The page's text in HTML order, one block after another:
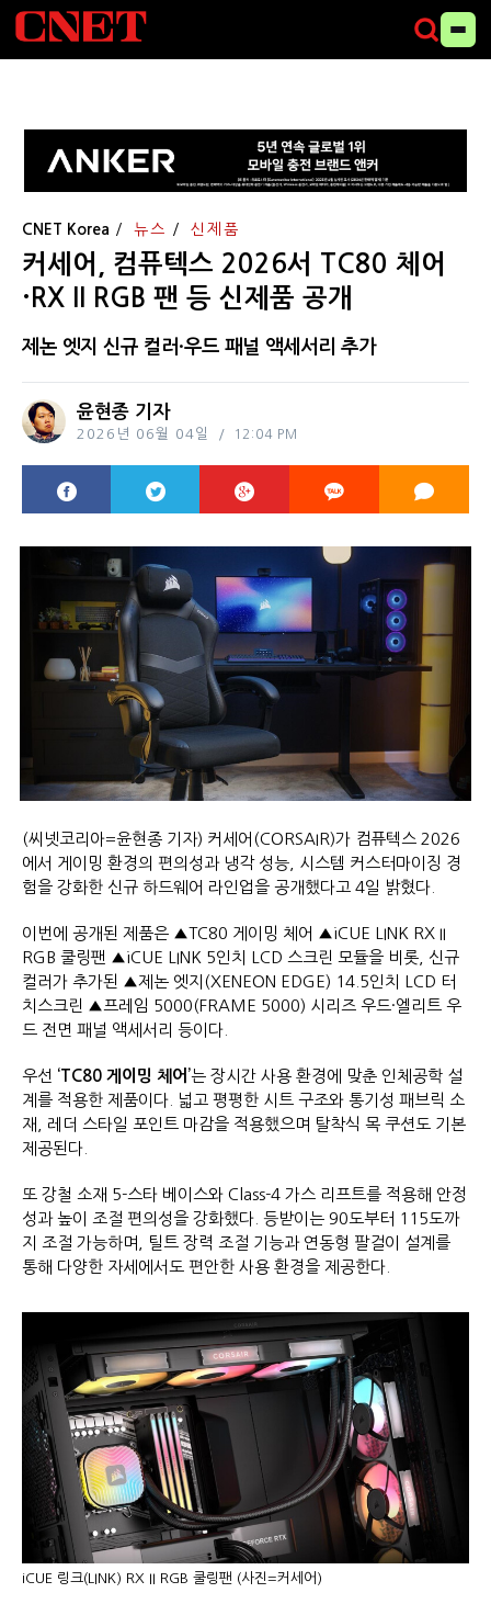
CNET Korea 뉴스 신제품
커세어, 컴퓨텍스 2026서 TC80 체어
·RX II RGB 팬 등 신제품 공개
제논 엣지 신규 컬러·우드 패널 액세서리 추가
윤현종 기자
2026년 06월 04일 12:04 PM
(씨넷코리아=윤현종 기자) 커세어(CORSAIR)가 컴퓨텍스 2026
에서 게이밍 환경의 편의성과 냉각 성능, 시스템 커스터마이징 경
험을 강화한 신규 하드웨어 라인업을 공개했다고 4일 밝혔다.
이번에 공개된 제품은 ▲TC80 게이밍 체어 ▲iCUE LINK RX II
RGB 쿨링팬 ▲iCUE LINK 5인치 LCD 스크린 모듈을 비롯, 신규
컬러가 추가된 ▲제논 엣지(XENEON EDGE) 14.5인치 LCD 터
치스크린 ▲프레임 5000(FRAME 5000) 시리즈 우드·엘리트 우
드 전면 패널 액세서리 등이다.
우선 ‘TC80 게이밍 체어 ’는 장시간 사용 환경에 맞춘 인체공학 설
계를 적용한 제품이다. 넓고 평평한 시트 구조와 통기성 패브릭 소
재, 레더 스타일 포인트 마감을 적용했으며 탈착식 목 쿠션도 기본
제공된다.
또 강철 소재 5-스타 베이스와 Class-4 가스 리프트를 적용해 안정
성과 높이 조절 편의성을 강화했다. 등받이는 90도부터 115도까
지 조절 가능하며, 틸트 장력 조절 기능과 연동형 팔걸이 설계를
통해 다양한 자세에서도 편안한 사용 환경을 제공한다.
iCUE 링크(LINK) RX II RGB 쿨링팬 (사진=커세어)